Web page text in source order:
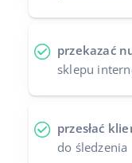
Base Analytics
Base Connect
Base Courier
Case Study
Kalkulator korzyści
Odwiedź nas na:
polski
português (BR)
中文
przekazać
sklepu
przesłać
do śledzenia